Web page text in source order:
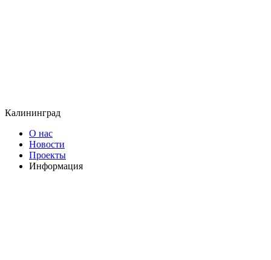
Калининград
О нас
Новости
Проекты
Информация